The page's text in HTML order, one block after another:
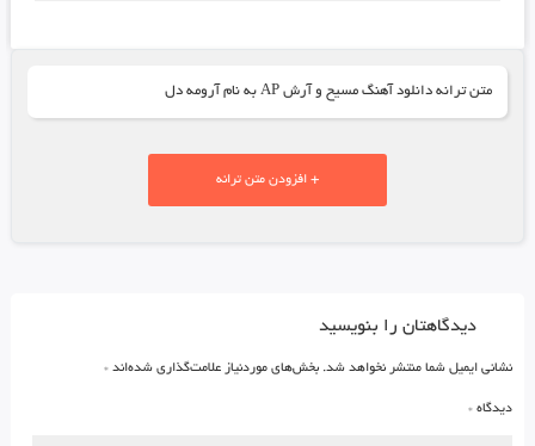
متن ترانه دانلود آهنگ مسیح و آرش AP به نام آرومه دل
+ افزودن متن ترانه
دیدگاهتان را بنویسید
نشانی ایمیل شما منتشر نخواهد شد. بخش‌های موردنیاز علامت‌گذاری شده‌اند *
دیدگاه *